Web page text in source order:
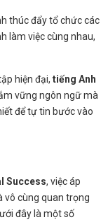
thúc đẩy tổ chức các
làm việc cùng nhau,
hiện đại, tiếng Anh
vững ngôn ngữ mà
để tự tin bước vào
Success, việc áp
vô cùng quan trọng
đây là một số